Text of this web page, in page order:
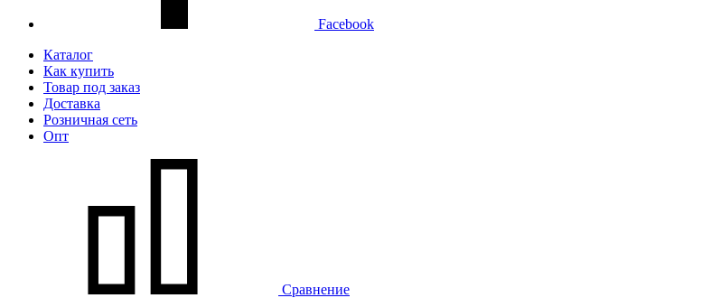
Facebook
Каталог
Как купить
Товар под заказ
Доставка
Розничная сеть
Опт
Сравнение